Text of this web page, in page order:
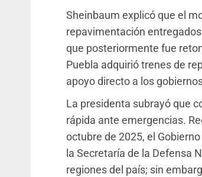
Sheinbaum explicó que el
repavimentación
que posteriormente fue
Puebla adquirió trenes de
apoyo directo a los
La presidenta subrayó que
rápida ante emergencias.
octubre de 2025, el
la Secretaría de la Defensa
regiones del país; sin